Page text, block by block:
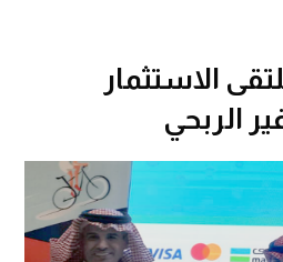
الاستثمار
الربحي